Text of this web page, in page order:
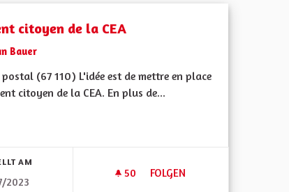
EN COMMUNS RÉGIONAUX
citoyen de la CEA
Bauer
postal (67 110) L'idée est de mettre en place
citoyen de la CEA. En plus de...
AM
2023
50 50 FOLLOWER
FOLGEN
PARLEMENT CITOYEN DE LA